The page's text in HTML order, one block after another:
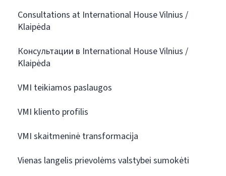
Consultations at International House Vilnius /
Klaipėda
Консультации в International House Vilnius /
Klaipėda
VMI teikiamos paslaugos
VMI kliento profilis
VMI skaitmeninė transformacija
Vienas langelis prievolėms valstybei sumokėti